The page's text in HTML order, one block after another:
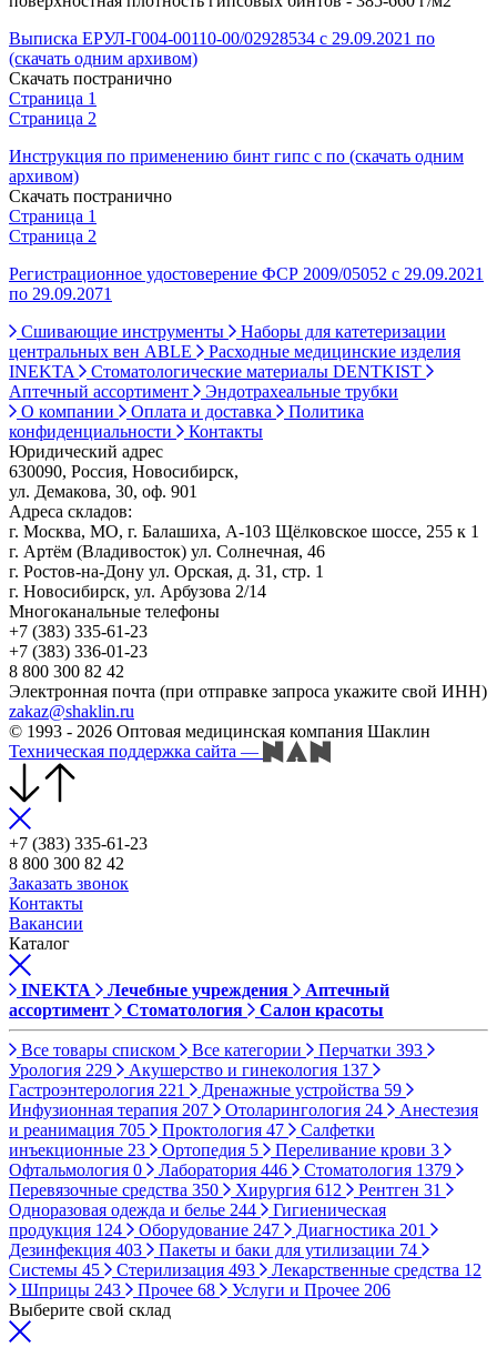
Выписка ЕРУЛ-Г004-00110-00/02928534 с 29.09.2021 по
(скачать одним архивом)
Скачать постранично
Страница 1
Страница 2
Инструкция по применению бинт гипс с по (скачать одним
архивом)
Скачать постранично
Страница 1
Страница 2
Регистрационное удостоверение ФСР 2009/05052 с 29.09.2021
по 29.09.2071
Сшивающие инструменты
Наборы для катетеризации
центральных вен ABLE
Расходные медицинские изделия
INEKTA
Стоматологические материалы DENTKIST
Аптечный ассортимент
Эндотрахеальные трубки
О компании
Оплата и доставка
Политика
конфиденциальности
Контакты
Юридический адрес
630090, Россия, Новосибирск,
ул. Демакова, 30, оф. 901
Адреса складов:
г. Москва, МО, г. Балашиха, А-103 Щёлковское шоссе, 255 к 1
г. Артём (Владивосток) ул. Солнечная, 46
г. Ростов-на-Дону ул. Орская, д. 31, стр. 1
г. Новосибирск, ул. Арбузова 2/14
Многоканальные телефоны
+7 (383) 335-61-23
+7 (383) 336-01-23
8 800 300 82 42
Электронная почта (при отправке запроса укажите свой ИНН)
zakaz@shaklin.ru
© 1993 - 2026 Оптовая медицинская компания Шаклин
Техническая поддержка сайта —
+7 (383) 335-61-23
8 800 300 82 42
Заказать звонок
Контакты
Вакансии
Каталог
INEKTA Лечебные учреждения
Аптечный
ассортимент
Стоматология Салон красоты
Все товары списком Все категории Перчатки 393
Урология 229 Акушерство и гинекология 137
Гастроэнтерология 221 Дренажные устройства 59
Инфузионная терапия 207 Отоларингология 24
Анестезия
и реанимация 705 Проктология 47
Салфетки
инъекционные 23 Ортопедия 5 Переливание крови 3
Офтальмология 0 Лаборатория 446 Стоматология 1379
Перевязочные средства 350 Хирургия 612 Рентген 31
Одноразовая одежда и белье 244
Гигиеническая
продукция 124 Оборудование 247 Диагностика 201
Дезинфекция 403 Пакеты и баки для утилизации 74
Системы 45 Стерилизация 493 Лекарственные средства 12
Шприцы 243 Прочее 68 Услуги и Прочее 206
Выберите свой склад